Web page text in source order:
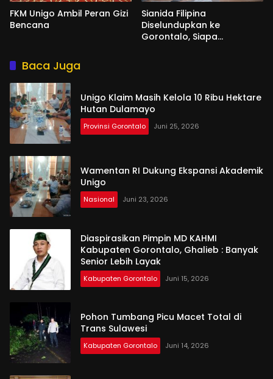
FKM Unigo Ambil Peran Gizi
Bencana
Sianida Filipina
Diselundupkan ke
Gorontalo, Siapa
Baca Juga
Unigo Klaim Masih Kelola 10 Ribu Hektare
Hutan Dulamayo
Provinsi Gorontalo Juni 25, 2026
Wamentan RI Dukung Ekspansi Akademik
Unigo
Nasional Juni 23, 2026
Diaspirasikan Pimpin MD KAHMI
Kabupaten Gorontalo, Ghalieb : Banyak
Senior Lebih Layak
Kabupaten Gorontalo Juni 15, 2026
Pohon Tumbang Picu Macet Total di
Trans Sulawesi
Kabupaten Gorontalo Juni 14, 2026